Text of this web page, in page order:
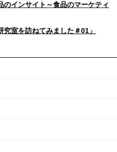
のインサイト～食品のマーケティ
究室を訪ねてみました＃01」